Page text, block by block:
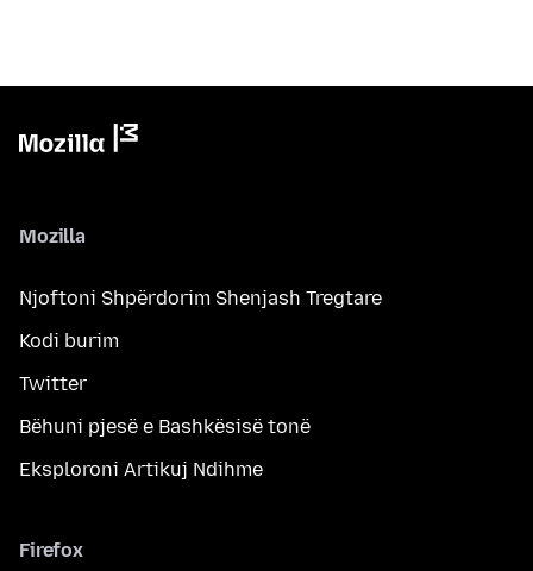
Mozilla
Njoftoni Shpërdorim Shenjash Tregtare
Kodi burim
Twitter
Bëhuni pjesë e Bashkësisë tonë
Eksploroni Artikuj Ndihme
Firefox